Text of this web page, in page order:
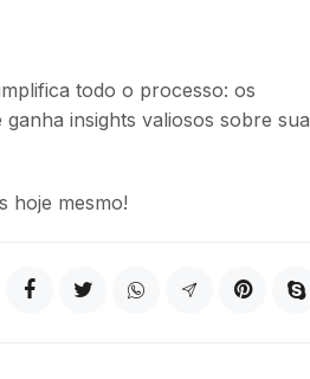
todo o processo: os
insights valiosos sobre sua
hoje mesmo!